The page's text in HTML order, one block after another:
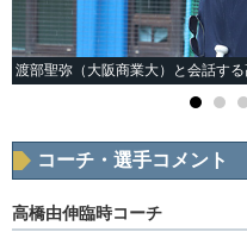
渡部聖弥（大阪商業大）と会話す
コーチ・選手コメント
高橋由伸臨時コーチ